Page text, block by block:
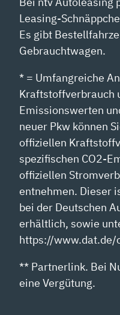
Leasing-
Es gibt
Gebrauchtwagen.
* = Umfangreiche
Kraftstoffverbrauch
Emissionswerten
neuer Pkw können
offiziellen
spezifischen CO2-
offiziellen
entnehmen. Dieser
bei der Deutschen
erhältlich, sowie
https://www.dat.de/
** Partnerlink. Bei
eine Vergütung.